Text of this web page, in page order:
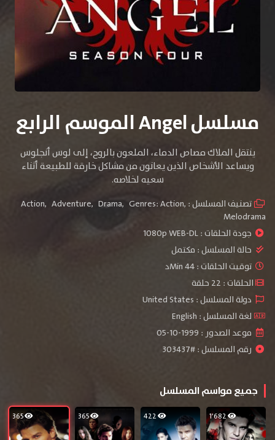
مسلسل Angel الموسم الرابع
ينتقل الملاك مصاص الدماء، الملعون بالروح، إلى لوس أنجلوس
ويساعد الأشخاص الذين يعانون من مشاكل خارقة للطبيعة أثناء
سعيه لخلاصه.
تصنيف المسلسل : Action, Adventure, Drama, Genres: Action,
Melodrama
جودة الحلقات :1080p WEB-DL
حالة المسلسل : مكتمل
توقيت الحلقات : 44 Minد
الحلقات : 22 حلقة
دولة المسلسل : United States
لغة المسلسل : English
موعد الصدور : 1999-10-05
رقم المسلسل : #303437
جميع مواسم المسلسل
1٬682 365